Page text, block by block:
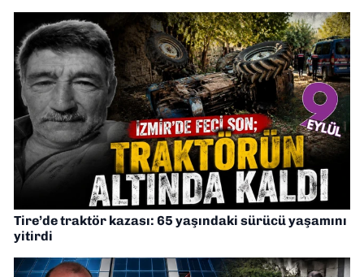
Tire’de traktör kazası: 65 yaşındaki sürücü yaşamını
yitirdi